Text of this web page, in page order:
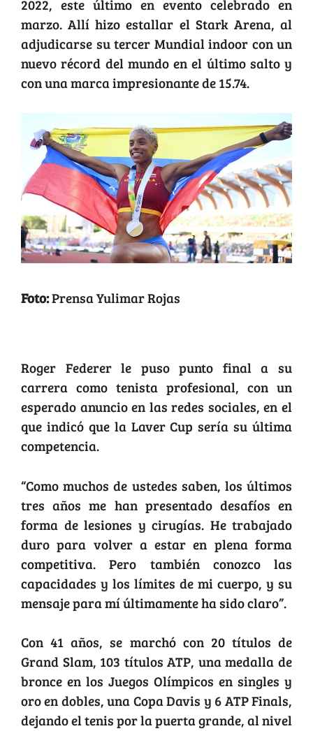
2022, este último en evento celebrado en
marzo. Allí hizo estallar el Stark Arena, al
adjudicarse su tercer Mundial indoor con un
nuevo récord del mundo en el último salto y
con una marca impresionante de 15.74.
Foto:Prensa Yulimar Rojas
Roger Federer le puso punto final a su
carrera como tenista profesional, con un
esperado anuncio en las redes sociales, en el
que indicó que la Laver Cup sería su última
competencia.
“Como muchos de ustedes saben, los últimos
tres años me han presentado desafíos en
forma de lesiones y cirugías. He trabajado
duro para volver a estar en plena forma
competitiva. Pero también conozco las
capacidades y los límites de mi cuerpo, y su
mensaje para mí últimamente ha sido claro”.
Con 41 años, se marchó con 20 títulos de
Grand Slam, 103 títulos ATP, una medalla de
bronce en los Juegos Olímpicos en singles y
oro en dobles, una Copa Davis y 6 ATP Finals,
dejando el tenis por la puerta grande, al nivel